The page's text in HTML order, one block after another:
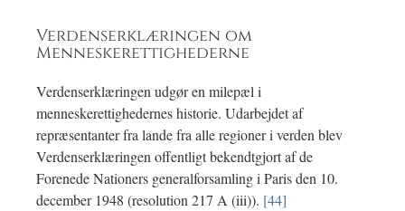
Verdenserklæringen om
Menneskerettighederne
Verdenserklæringen udgør en milepæl i
menneskerettighedernes historie. Udarbejdet af
repræsentanter fra lande fra alle regioner i verden blev
Verdenserklæringen offentligt bekendtgjort af de
Forenede Nationers generalforsamling i Paris den 10.
december 1948 (resolution 217 A (iii)). [44]